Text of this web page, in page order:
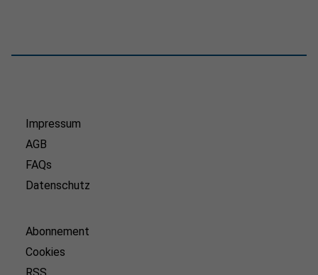
Impressum
AGB
FAQs
Datenschutz
Abonnement
Cookies
RSS